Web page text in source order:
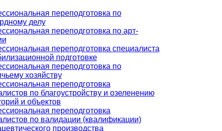
переподготовка по
делу
переподготовка по арт-
переподготовка специалиста
подготовке
переподготовка по
хозяйству
переподготовка
по благоустройству и озеленению
и объектов
переподготовка
по валидации (квалификации)
производства